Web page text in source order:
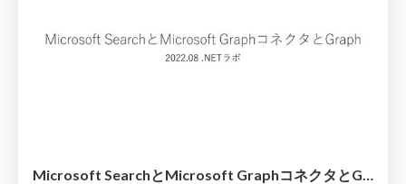
Microsoft SearchとMicrosoft GraphコネクタとGraph